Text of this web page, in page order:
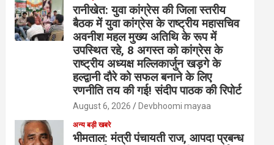
रानीखेत: युवा कांग्रेस की जिला स्तरीय
बैठक में युवा कांग्रेस के राष्ट्रीय महासचिव
अवनीश महल मुख्य अतिथि के रूप में
उपस्थित रहे, 8 अगस्त को कांग्रेस के
राष्ट्रीय अध्यक्ष मल्लिकार्जुन खड़गे के
हल्द्वानी दौरे को सफल बनाने के लिए
रणनीति तय की गई! संदीप पाठक की रिपोर्ट
August 6, 2026 Devbhoomi mayaa
अन्य बड़ी खबरे
भीमताल: मंत्री पंचायती राज, आपदा प्रबन्ध